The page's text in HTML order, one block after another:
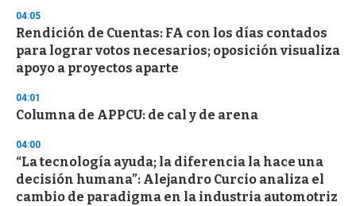
04:05
Rendición de Cuentas: FA con los días contados
para lograr votos necesarios; oposición visualiza
apoyo a proyectos aparte
04:01
Columna de APPCU: de cal y de arena
04:00
“La tecnología ayuda; la diferencia la hace una
decisión humana”: Alejandro Curcio analiza el
cambio de paradigma en la industria automotriz